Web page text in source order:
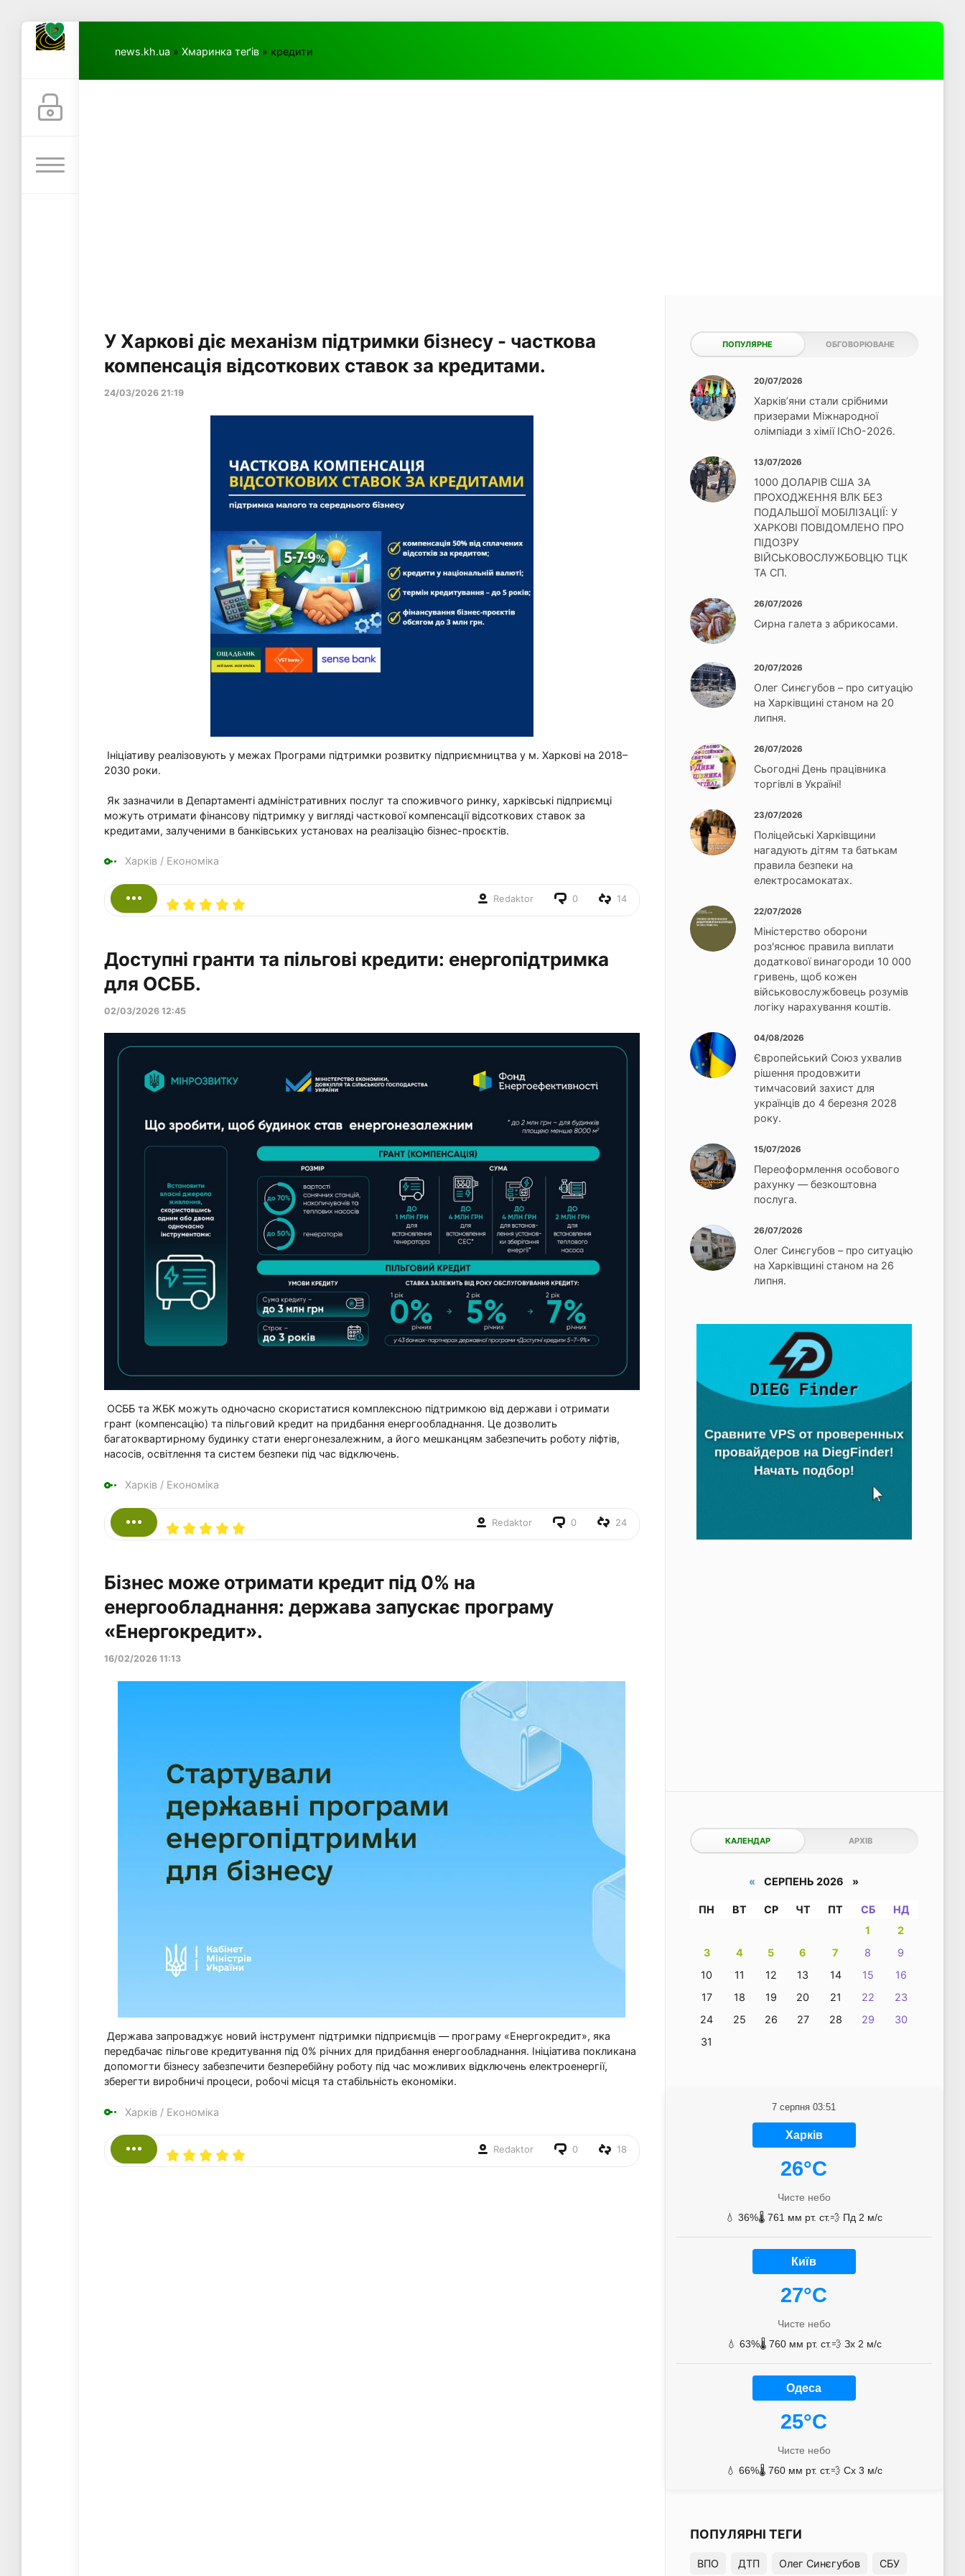
news.kh.ua » Хмаринка теґів » кредити
У Харкові діє механізм підтримки бізнесу - часткова
компенсація відсоткових ставок за кредитами.
24/03/2026 21:19
Ініціативу реалізовують у межах Програми підтримки розвитку підприємництва у м. Харкові на 2018–
2030 роки.
Як зазначили в Департаменті адміністративних послуг та споживчого ринку, харківські підприємці
можуть отримати фінансову підтримку у вигляді часткової компенсації відсоткових ставок за
кредитами, залученими в банківських установах на реалізацію бізнес-проєктів.
Харків / Економіка
Redaktor 0 14
Доступні гранти та пільгові кредити: енергопідтримка
для ОСББ.
02/03/2026 12:45
ОСББ та ЖБК можуть одночасно скористатися комплексною підтримкою від держави і отримати
грант (компенсацію) та пільговий кредит на придбання енергообладнання. Це дозволить
багатоквартирному будинку стати енергонезалежним, а його мешканцям забезпечить роботу ліфтів,
насосів, освітлення та систем безпеки під час відключень.
Харків / Економіка
Redaktor 0 24
Бізнес може отримати кредит під 0% на
енергообладнання: держава запускає програму
«Енергокредит».
16/02/2026 11:13
Держава запроваджує новий інструмент підтримки підприємців — програму «Енергокредит», яка
передбачає пільгове кредитування під 0% річних для придбання енергообладнання. Ініціатива покликана
допомогти бізнесу забезпечити безперебійну роботу під час можливих відключень електроенергії,
зберегти виробничі процеси, робочі місця та стабільність економіки.
Харків / Економіка
Redaktor 0 18
ПОПУЛЯРНЕ ОБГОВОРЮВАНЕ
20/07/2026
Харків’яни стали срібними
призерами Міжнародної
олімпіади з хімії IChO-2026.
13/07/2026
1000 ДОЛАРІВ США ЗА
ПРОХОДЖЕННЯ ВЛК БЕЗ
ПОДАЛЬШОЇ МОБІЛІЗАЦІЇ: У
ХАРКОВІ ПОВІДОМЛЕНО ПРО
ПІДОЗРУ
ВІЙСЬКОВОСЛУЖБОВЦЮ ТЦК
ТА СП.
26/07/2026
Сирна галета з абрикосами.
20/07/2026
Олег Синєгубов – про ситуацію
на Харківщині станом на 20
липня.
26/07/2026
Сьогодні День працівника
торгівлі в Україні!
23/07/2026
Поліцейські Харківщини
нагадують дітям та батькам
правила безпеки на
електросамокатах.
22/07/2026
Міністерство оборони
роз'яснює правила виплати
додаткової винагороди 10 000
гривень, щоб кожен
військовослужбовець розумів
логіку нарахування коштів.
04/08/2026
Європейський Союз ухвалив
рішення продовжити
тимчасовий захист для
українців до 4 березня 2028
року.
15/07/2026
Переоформлення особового
рахунку — безкоштовна
послуга.
26/07/2026
Олег Синєгубов – про ситуацію
на Харківщині станом на 26
липня.
КАЛЕНДАР АРХІВ
« СЕРПЕНЬ 2026 »
ПН ВТ СР ЧТ ПТ СБ
НД
1
2
3
4 5 6 7 8
9
10
11 12 13 14 15
16
17
18 19 20 21 22
23
24
25 26 27 28 29
30
31
7 серпня 03:51
Харків
26°C
Чисте небо
💧 36%🌡️ 761 мм рт. ст.💨 Пд 2 м/с
Київ
27°C
Чисте небо
💧 63%🌡️ 760 мм рт. ст.💨 Зх 2 м/с
Одеса
25°C
Чисте небо
💧 66%🌡️ 760 мм рт. ст.💨 Сх 3 м/с
ПОПУЛЯРНІ ТЕГИ
ВПО ДТП Олег Синєгубов СБУ